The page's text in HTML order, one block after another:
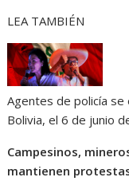
LEA TAMBIÉN
Agentes de policía se
Bolivia, el 6 de junio
Campesinos,
mantienen